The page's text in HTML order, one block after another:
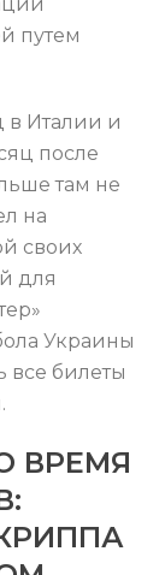
путем
Италии и
после
там не
на
своих
для
Украины
все билеты
ВРЕМЯ